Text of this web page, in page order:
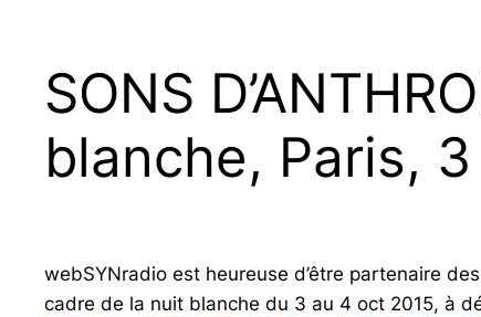
SONS
blanche, Paris,
webSYNradio est heureuse d’être partenaire
cadre de la nuit blanche du 3 au 4 oct 2015, à